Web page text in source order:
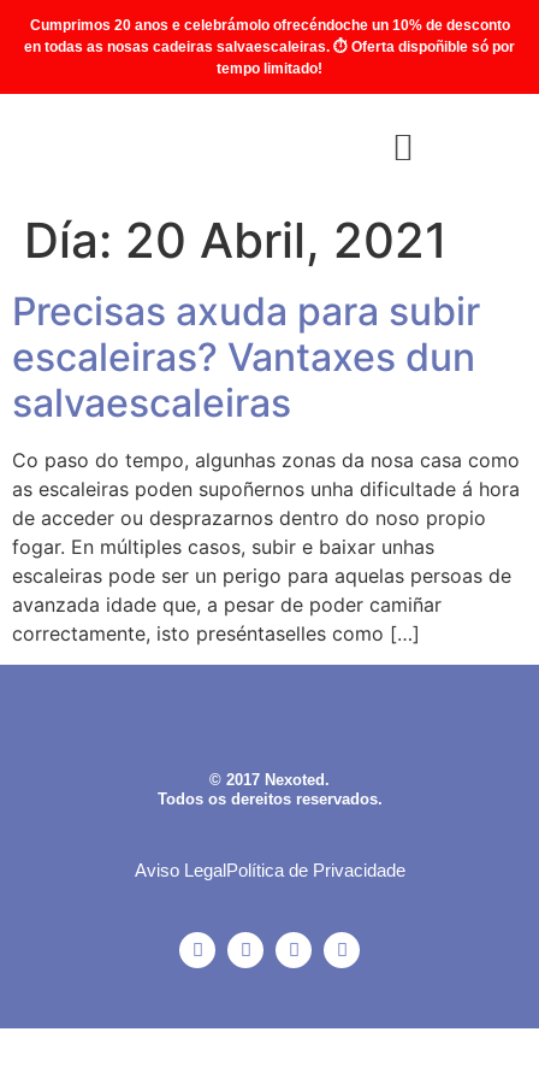
Cumprimos 20 anos e celebrámolo ofrecéndoche un 10% de desconto
en todas as nosas cadeiras salvaescaleiras. ⏱️ Oferta dispoñible só por
tempo limitado!
Día: 20 Abril, 2021
Precisas axuda para subir
escaleiras? Vantaxes dun
salvaescaleiras
Co paso do tempo, algunhas zonas da nosa casa como
as escaleiras poden supoñernos unha dificultade á hora
de acceder ou desprazarnos dentro do noso propio
fogar. En múltiples casos, subir e baixar unhas
escaleiras pode ser un perigo para aquelas persoas de
avanzada idade que, a pesar de poder camiñar
correctamente, isto preséntaselles como […]
© 2017 Nexoted.
Todos os dereitos reservados.
Aviso LegalPolítica de Privacidade